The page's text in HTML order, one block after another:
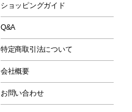
ショッピングガイド
Q&A
特定商取引法について
会社概要
お問い合わせ